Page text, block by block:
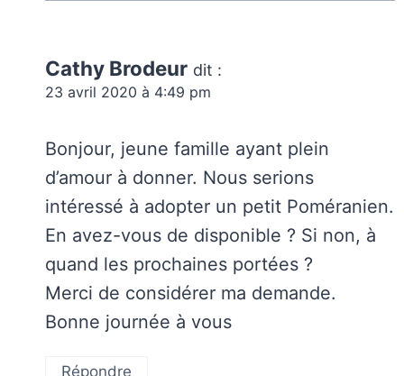
Cathy Brodeur dit :
23 avril 2020 à 4:49 pm
Bonjour, jeune famille ayant plein
d’amour à donner. Nous serions
intéressé à adopter un petit Poméranien.
En avez-vous de disponible ? Si non, à
quand les prochaines portées ?
Merci de considérer ma demande.
Bonne journée à vous
Répondre